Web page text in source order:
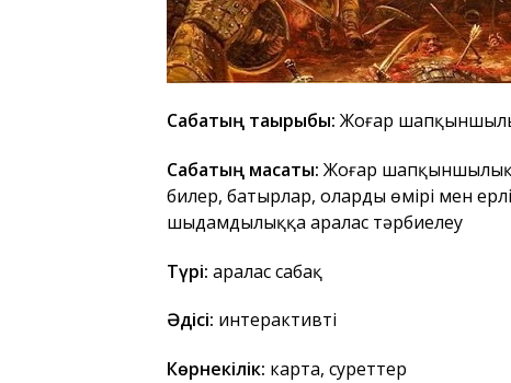
Сабақтың тақырыбы: Жоңғар
Сабақтың мақсаты: Жоңғар
билер, батырлар, олардың өмірі мен
шыдамдылыққа аралас тәрбиелеу
Түрі: аралас сабақ
Әдісі: интерактивті
Көрнекілік: карта, суреттер